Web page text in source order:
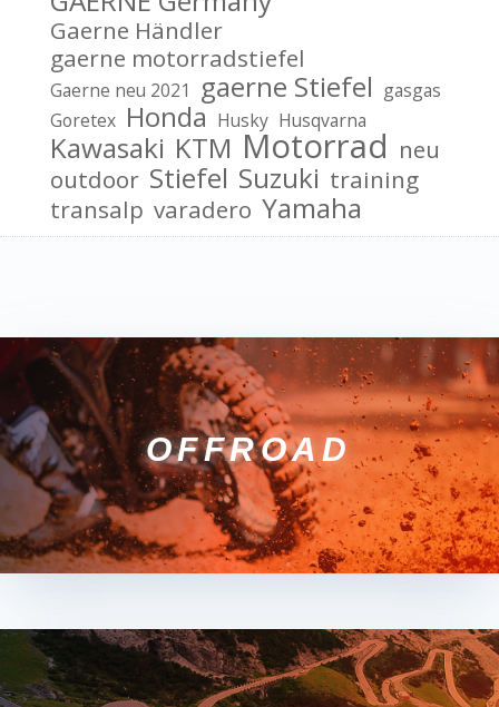
Gaerne Händler
gaerne motorradstiefel
Gaerne neu 2021 gaerne Stiefel gasgas
Goretex Honda Husky Husqvarna
Kawasaki KTM Motorrad neu
outdoor Stiefel Suzuki training
transalp varadero Yamaha
OFFROAD